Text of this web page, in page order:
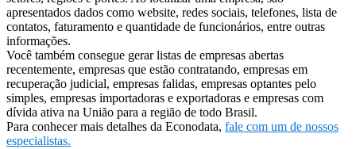
apresentados dados como website, redes sociais, telefones, lista de
contatos, faturamento e quantidade de funcionários, entre outras
informações.
Você também consegue gerar listas de empresas abertas
recentemente, empresas que estão contratando, empresas em
recuperação judicial, empresas falidas, empresas optantes pelo
simples, empresas importadoras e exportadoras e empresas com
dívida ativa na União para a região de todo Brasil.
Para conhecer mais detalhes da Econodata, fale com um de nossos
especialistas.